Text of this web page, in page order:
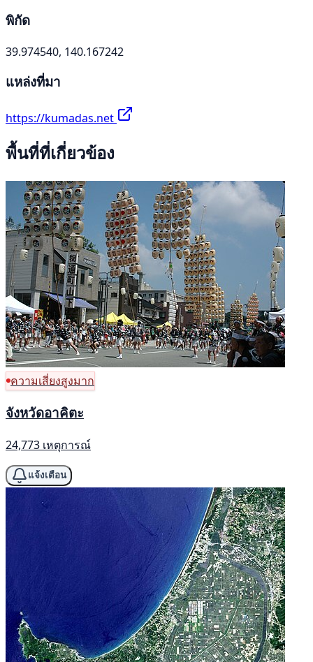
พิกัด
39.974540, 140.167242
แหล่งที่มา
https://kumadas.net
พื้นที่ที่เกี่ยวข้อง
ความเสี่ยงสูงมาก
จังหวัดอาคิตะ
24,773 เหตุการณ์
แจ้งเตือน